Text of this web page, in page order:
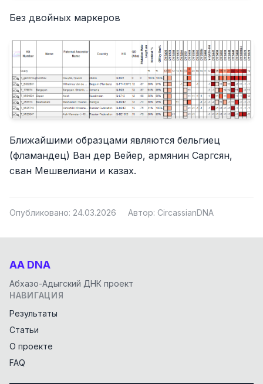
Без двойных маркеров
Ближайшими образцами являются бельгиец
(фламандец) Ван дер Вейер, армянин Саргсян,
сван Мешвелиани и казах.
Опубликовано: 24.03.2026 Автор: CircassianDNA
AA DNA
Абхазо-Адыгский ДНК проект
НАВИГАЦИЯ
Результаты
Статьи
О проекте
FAQ